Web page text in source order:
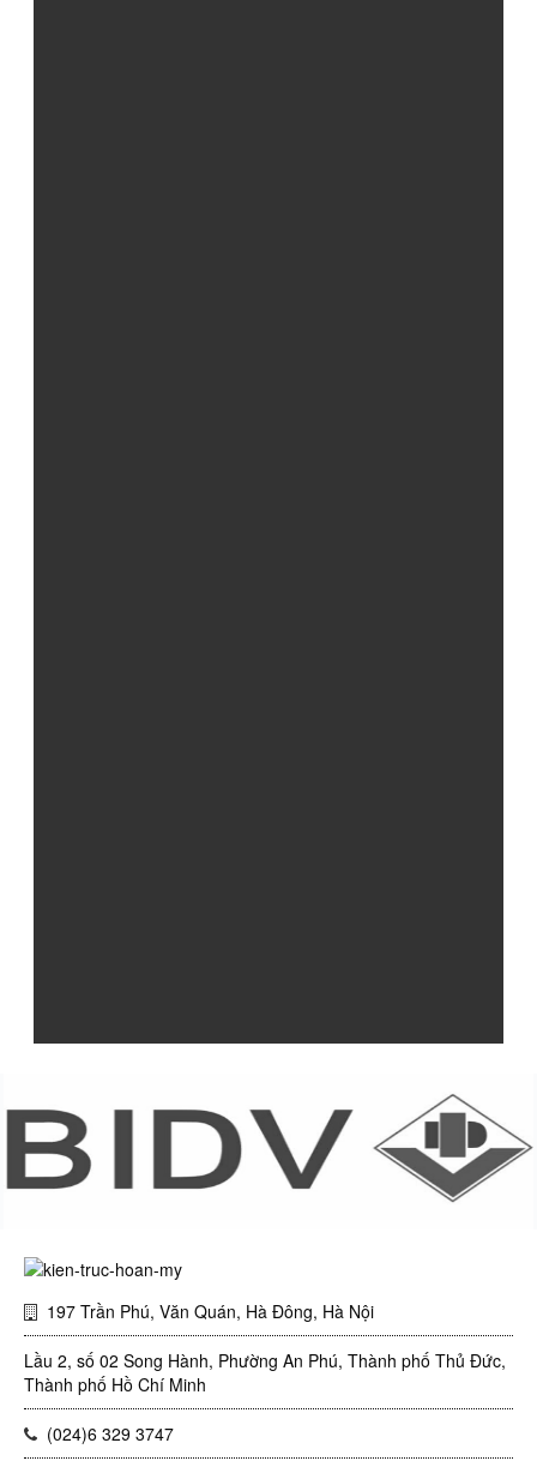
197 Trần Phú, Văn Quán, Hà Đông, Hà Nội
Lầu 2, số 02 Song Hành, Phường An Phú, Thành phố Thủ Đức,
Thành phố Hồ Chí Minh
(024)6 329 3747